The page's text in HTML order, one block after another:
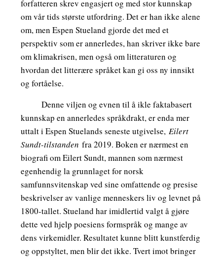
forfatteren skrev engasjert og med stor kunnskap
om vår tids største utfordring. Det er han ikke alene
om, men Espen Stueland gjorde det med et
perspektiv som er annerledes, han skriver ikke bare
om klimakrisen, men også om litteraturen og
hvordan det litterære språket kan gi oss ny innsikt
og fortåelse.
Denne viljen og evnen til å ikle faktabasert
kunnskap en annerledes språkdrakt, er enda mer
uttalt i Espen Stuelands seneste utgivelse, Eilert
Sundt-tilstanden fra 2019. Boken er nærmest en
biografi om Eilert Sundt, mannen som nærmest
egenhendig la grunnlaget for norsk
samfunnsvitenskap ved sine omfattende og presise
beskrivelser av vanlige menneskers liv og levnet på
1800-tallet. Stueland har imidlertid valgt å gjøre
dette ved hjelp poesiens formspråk og mange av
dens virkemidler. Resultatet kunne blitt kunstferdig
og oppstyltet, men blir det ikke. Tvert imot bringer